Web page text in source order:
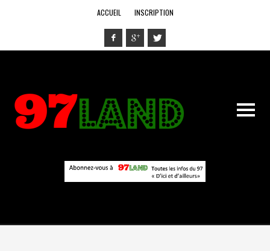
ACCUEIL INSCRIPTION